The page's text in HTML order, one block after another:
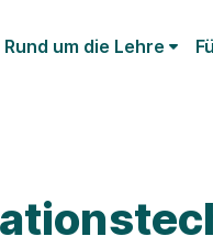
Rund um die Lehre